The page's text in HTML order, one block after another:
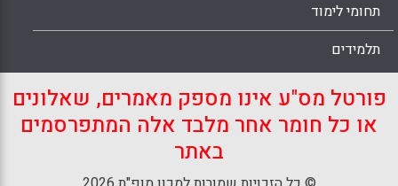
תחומי לימוד
תלמידים
פורטל מס"ע אינו מספק מאמרים, שאלונים
או כל חומר אחר מלבד אלה המתפרסמים
באתר